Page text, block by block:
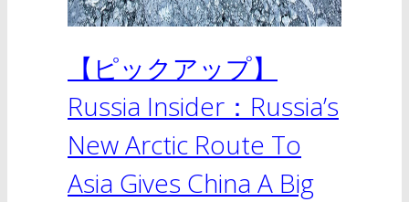
【ピックアップ】
Russia Insider：Russia’s
New Arctic Route To
Asia Gives China A Big